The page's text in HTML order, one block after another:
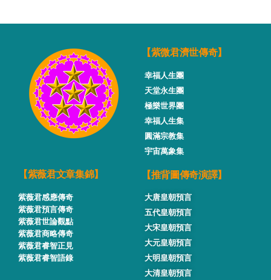
【紫微君濟世傳奇】
幸福人生團
天堂永生團
極樂世界團
幸福人生集
圓滿宗教集
宇宙萬象集
【紫薇君文章集錦】
紫薇君感應傳奇
紫薇君預言傳奇
紫薇君世論觀點
紫薇君商略傳奇
紫薇君睿智正見
紫薇君睿智語錄
【推背圖傳奇演譯】
大唐皇朝預言
五代皇朝預言
大宋皇朝預言
大元皇朝預言
大明皇朝預言
大清皇朝預言